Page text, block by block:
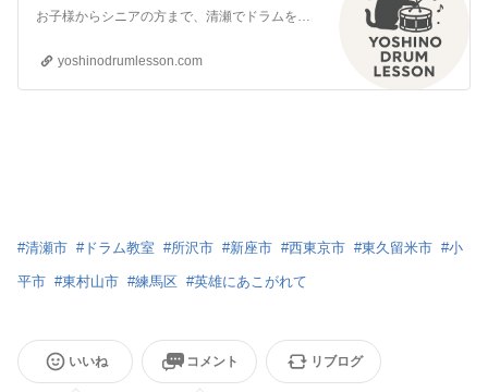
お子様からシニアの方まで、清瀬でドラムを叩きませんか？生徒様は所沢市や新座市、西東京市、東久留米市、小平市、東村山市、府中市、練馬区からも。
yoshinodrumlesson.com
#清瀬市 #ドラム教室 #所沢市 #新座市 #西東京市 #東久留米市 #小
平市 #東村山市 #練馬区 #英雄にあこがれて
いいね コメント リブログ